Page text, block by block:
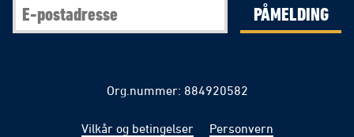
PÅMELDING
Org.nummer: 884920582
Vilkår og betingelser Personvern